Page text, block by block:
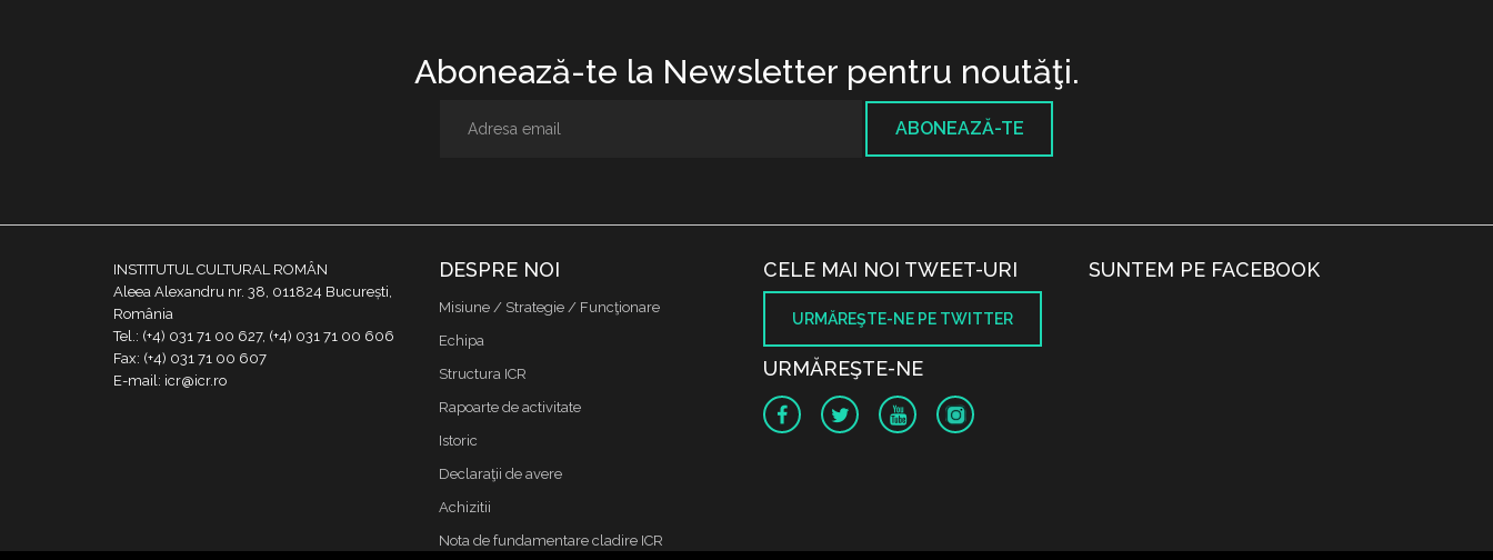
Abonează-te la Newsletter pentru noutăţi.
ABONEAZĂ-TE
INSTITUTUL CULTURAL ROMÂN
Aleea Alexandru nr. 38, 011824 București,
România
Tel.: (+4) 031 71 00 627, (+4) 031 71 00 606
Fax: (+4) 031 71 00 607
E-mail: icr@icr.ro
DESPRE NOI
Misiune / Strategie / Funcţionare
Echipa
Structura ICR
Rapoarte de activitate
Istoric
Declaraţii de avere
Achizitii
Nota de fundamentare cladire ICR
CELE MAI NOI TWEET-URI
URMĂREŞTE-NE PE TWITTER
URMĂREŞTE-NE
SUNTEM PE FACEBOOK